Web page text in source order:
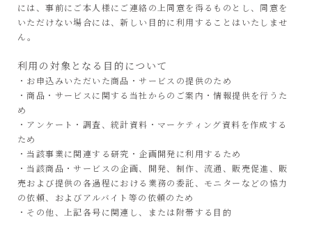
には、事前にご本人様にご連絡の上同意を得るものとし、同意を
いただけない場合には、新しい目的に利用することはいたしませ
ん。
利用の対象となる目的について
・お申込みいただいた商品・サービスの提供のため
・商品・サービスに関する当社からのご案内・情報提供を行うた
め
・アンケート・調査、統計資料・マーケティング資料を作成する
ため
・当該事業に関連する研究・企画開発に利用するため
・当該商品・サービスの企画、開発、制作、流通、販売促進、販
売および提供の各過程における業務の委託、モニターなどの協力
の依頼、およびアルバイト等の依頼のため
・その他、上記各号に関連し、または附帯する目的